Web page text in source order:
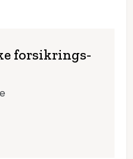
forsikrings­